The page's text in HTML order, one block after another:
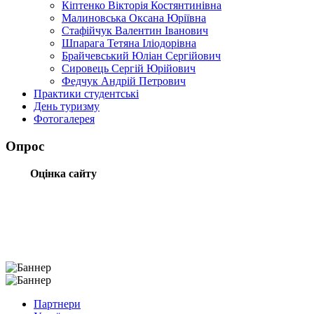
Кіптенко Вікторія Костянтинівна
Малиновська Оксана Юріївна
Стафійчук Валентин Іванович
Шпарага Тетяна Іліодорівна
Брайчевський Юліан Сергійович
Сировець Сергій Юрійович
Федчук Андрій Петрович
Практики студентські
День туризму
Фотогалерея
Опрос
Оцінка сайту
Партнери